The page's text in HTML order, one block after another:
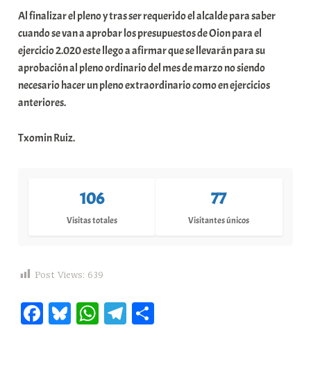
Al finalizar el pleno y tras ser requerido el alcalde para saber
cuando se van a aprobar los presupuestos de Oion para el
ejercicio 2.020 este llego a afirmar que se llevarán para su
aprobación al pleno ordinario del mes de marzo no siendo
necesario hacer un pleno extraordinario como en ejercicios
anteriores.
Txomin Ruiz.
106
Visitas totales
77
Visitantes únicos
Post Views: 639
Fa Bl W Te